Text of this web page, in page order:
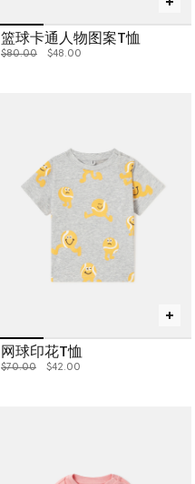
篮球卡通人物图案T恤
价格从
$80.00下降至
$48.00
网球印花T恤
价格从
$70.00下降至
$42.00